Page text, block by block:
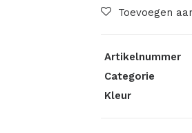
aantalToevoegen
Artikelnummer
Categorie
Kleur